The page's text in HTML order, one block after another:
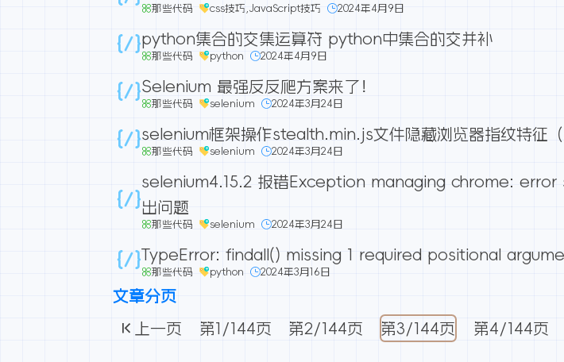
那些代码 css技巧 JavaScript技巧 2024年4月9日
python集合的交集运算符 python中集合的交并补
那些代码 python 2024年4月9日
Selenium 最强反反爬方案来了！
那些代码 selenium 2024年3月24日
selenium框架操作stealth.min.js文件隐藏浏览器指纹特征
那些代码 selenium 2024年3月24日
selenium4.15.2 报错Exception managing chrome:
出问题
那些代码 selenium 2024年3月24日
TypeError: findall() missing 1 required positional
那些代码 python 2024年3月16日
文章分页
上一页 第1 /144页 第2 /144页 第3 /144页 第4 /144页